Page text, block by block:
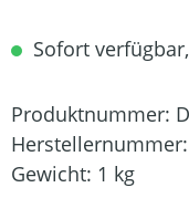
Sofort
Produktnummer:
Herstellernummer:
Gewicht: 1 kg